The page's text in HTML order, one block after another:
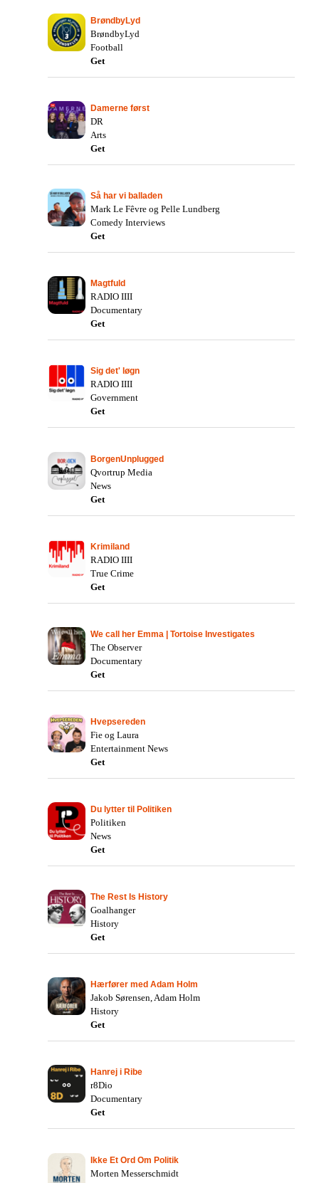
BrøndbyLyd
BrøndbyLyd
Football
Get
Damerne først
DR
Arts
Get
Så har vi balladen
Mark Le Fêvre og Pelle Lundberg
Comedy Interviews
Get
Magtfuld
RADIO IIII
Documentary
Get
Sig det' løgn
RADIO IIII
Government
Get
BorgenUnplugged
Qvortrup Media
News
Get
Krimiland
RADIO IIII
True Crime
Get
We call her Emma | Tortoise Investigates
The Observer
Documentary
Get
Hvepsereden
Fie og Laura
Entertainment News
Get
Du lytter til Politiken
Politiken
News
Get
The Rest Is History
Goalhanger
History
Get
Hærfører med Adam Holm
Jakob Sørensen, Adam Holm
History
Get
Hanrej i Ribe
r8Dio
Documentary
Get
Ikke Et Ord Om Politik
Morten Messerschmidt